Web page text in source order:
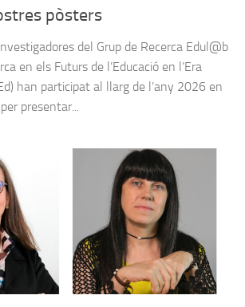
pòsters
del Grup de Recerca Edul@b
en els Futurs de l’Educació en l’Era
han participat al llarg de l’any 2026 en
presentar...